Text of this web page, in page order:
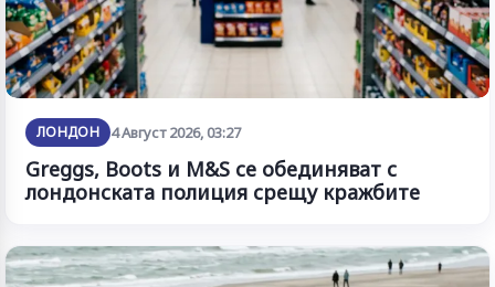
ЛОНДОН 4 Август 2026, 03:27
Greggs, Boots и M&S се обединяват с
лондонската полиция срещу кражбите